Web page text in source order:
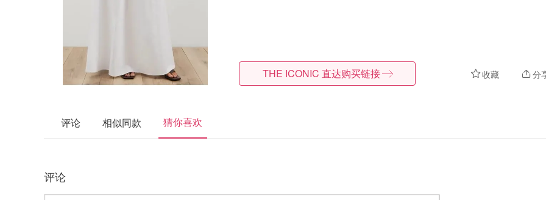
收藏 分
THE ICONIC 直达购买链接
评论 相似同款 猜你喜欢
评论